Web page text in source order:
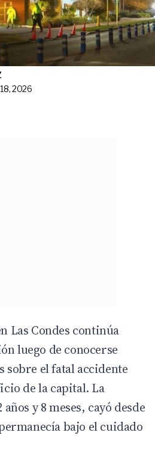
2026
Las Condes continúa
luego de conocerse
sobre el fatal accidente
de la capital. La
años y 8 meses, cayó desde
bajo el cuidado